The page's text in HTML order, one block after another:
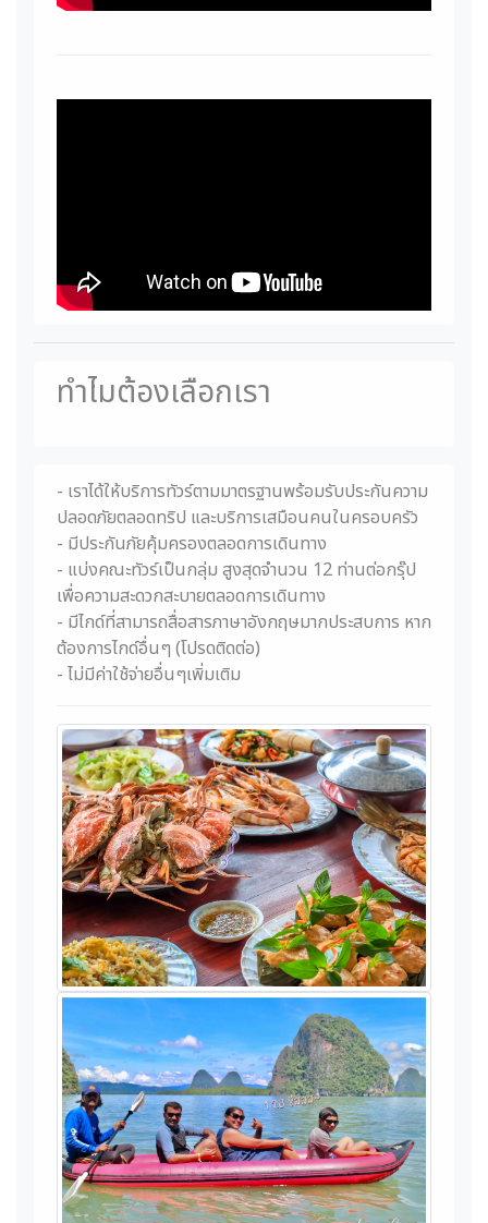
ทำไมต้องเลือกเรา
- เราได้ให้บริการทัวร์ตามมาตรฐานพร้อมรับประกันความ
ปลอดภัยตลอดทริป และบริการเสมือนคนในครอบครัว
- มีประกันภัยคุ้มครองตลอดการเดินทาง
- แบ่งคณะทัวร์เป็นกลุ่ม สูงสุดจำนวน 12 ท่านต่อกรุ๊ป
เพื่อความสะดวกสะบายตลอดการเดินทาง
- มีไกด์ที่สามารถสื่อสารภาษาอังกฤษมากประสบการ หาก
ต้องการไกด์อื่นๆ (โปรดติดต่อ)
- ไม่มีค่าใช้จ่ายอื่นๆเพิ่มเติม